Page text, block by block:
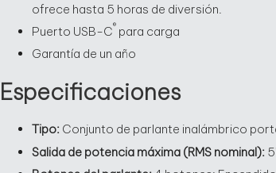
ofrece hasta 5 horas de diversión.
Puerto USB-C® para carga
Garantía de un año
Especificaciones
Tipo: Conjunto de parlante inalámbrico
Salida de potencia máxima (RMS nominal):